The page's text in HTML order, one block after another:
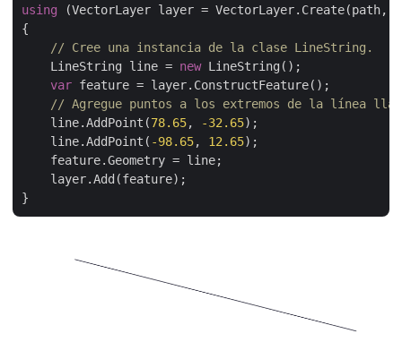
using (VectorLayer layer = VectorLayer.Create(path,
{
// Cree una instancia de la clase
    LineString line =
new LineString();
var feature = layer.ConstructFeature();
// Agregue puntos a los extremos de la línea
    line.AddPoint(
78.65, -32.65);
    line.AddPoint(
-98.65, 12.65);
    feature.Geometry = line;
    layer.Add(feature);